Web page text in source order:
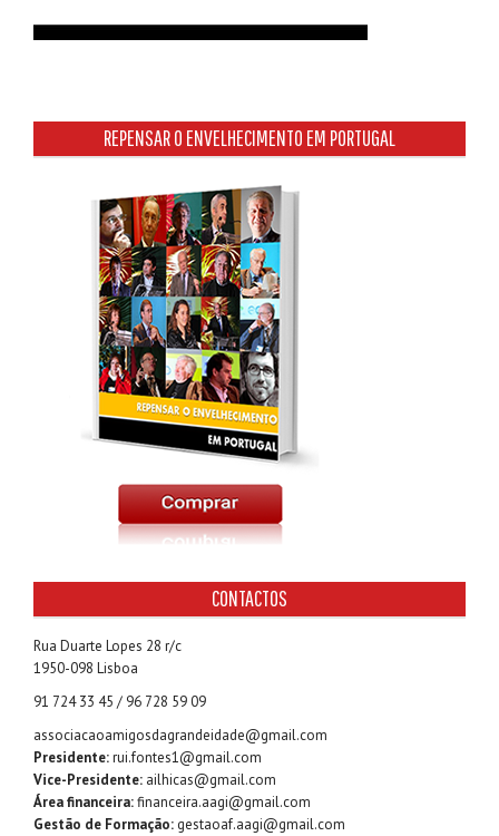
REPENSAR O ENVELHECIMENTO EM PORTUGAL
CONTACTOS
Rua Duarte Lopes 28 r/c
1950-098 Lisboa
91 724 33 45 / 96 728 59 09
associacaoamigosdagrandeidade@gmail.com
Presidente:rui.fontes1@gmail.com
Vice-Presidente: ailhicas@gmail.com
Área financeira:financeira.aagi@gmail.com
Gestão de Formação: gestaoaf.aagi@gmail.com